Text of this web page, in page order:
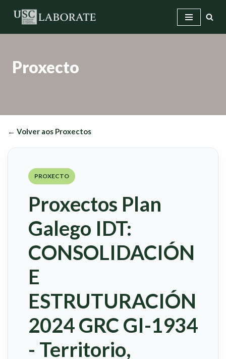
Saltar
Proxecto
← Volver aos Proxectos
PROXECTO
Proxectos Plan
Galego IDT:
CONSOLIDACIÓN
E
ESTRUTURACIÓN
2024 GRC GI-1934
- Territorio,